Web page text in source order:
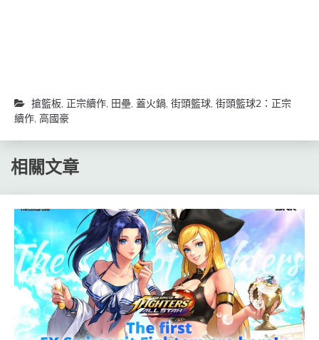
搶籃板, 正宗續作, 田壘, 蓋火鍋, 街頭籃球, 街頭籃球2：正宗
續作, 高國豪
相關文章